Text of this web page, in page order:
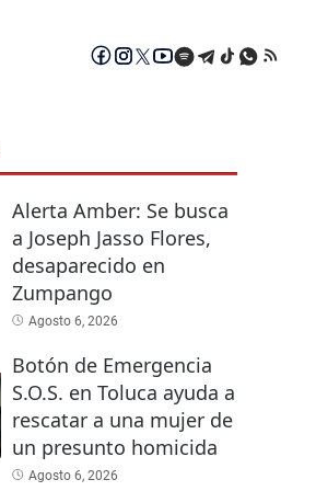
Alerta Amber: Se busca
a Joseph Jasso Flores,
desaparecido en
Zumpango
Agosto 6, 2026
Botón de Emergencia
S.O.S. en Toluca ayuda a
rescatar a una mujer de
un presunto homicida
Agosto 6, 2026